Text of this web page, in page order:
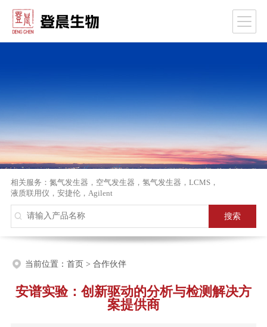
相关服务： 氮气发生器 ， 空气发生器 ， 氢气发生器 ， LCMS，
液质联用仪 ， 安捷伦， Agilent
当前位置： 首页> 合作伙伴
安谱实验：创新驱动的分析与检测解决方
案提供商